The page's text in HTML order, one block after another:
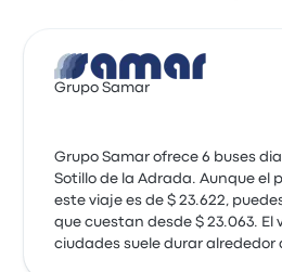
5.0 de 5 estrellas
Samar - La Veloz
Cómodo y a la hora prevista
5.0 de 5 estrellas
Grupo Samar
Grupo Samar ofrece 6 buses
Sotillo de la Adrada. Aunque el
este viaje es de $ 23.622,
que cuestan desde $ 23.063. El
ciudades suele durar alrededor